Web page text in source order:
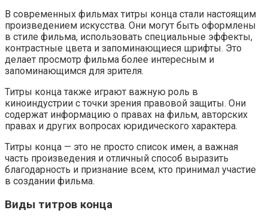
В современных фильмах титры конца стали настоящим
произведением искусства. Они могут быть оформлены
в стиле фильма, использовать специальные эффекты,
контрастные цвета и запоминающиеся шрифты. Это
делает просмотр фильма более интересным и
запоминающимся для зрителя.
Титры конца также играют важную роль в
киноиндустрии с точки зрения правовой защиты. Они
содержат информацию о правах на фильм, авторских
правах и других вопросах юридического характера.
Титры конца — это не просто список имен, а важная
часть произведения и отличный способ выразить
благодарность и признание всем, кто принимал участие
в создании фильма.
Виды титров конца